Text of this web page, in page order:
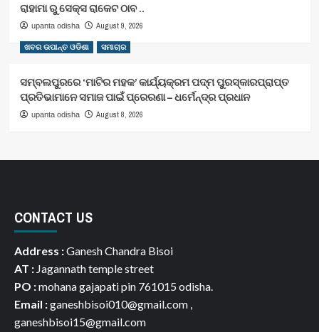
ରାହାମା ରୁ ସେକ୍ସ ରାକେଟ ଠାବ ..
upanta odisha August 9, 2026
ଖବର ଉପାନ୍ତ ଓଡିଶା ସମାଚାର
ସମ୍ବଲପୁରରେ ‘ମାଟିର ମହକ’ କାର୍ଯ୍ୟକ୍ରମ ପଦ୍ମ ପୁରସ୍କାରପ୍ରାପ୍ତ
ପ୍ରତିଭାମାନେ ସମାଜ ପାଇଁ ପ୍ରେରଣା – ଧର୍ମେନ୍ଦ୍ର ପ୍ରଧାନ
upanta odisha August 8, 2026
CONTACT US
Address :Ganesh Chandra Bisoi
AT : Jagannath temple street
PO :mohana gajapati pin 761015 odisha.
Email :ganeshbisoi010@gmail.com ,
ganeshbisoi15@gmail.com